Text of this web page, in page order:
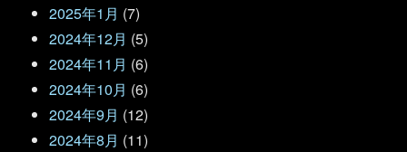
2025年1月 (7)
2024年12月 (5)
2024年11月 (6)
2024年10月 (6)
2024年9月 (12)
2024年8月 (11)